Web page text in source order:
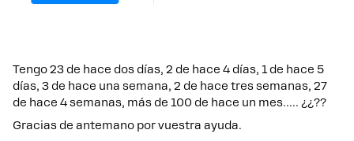
Tengo 23 de hace dos días, 2 de hace 4 días, 1 de hace 5
días, 3 de hace una semana, 2 de hace tres semanas, 27
de hace 4 semanas, más de 100 de hace un mes….. ¿¿??
Gracias de antemano por vuestra ayuda.